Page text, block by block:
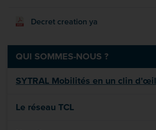
Decret creation ya
QUI SOMMES-NOUS ?
SYTRAL Mobilités en un clin d'œil
Le réseau TCL